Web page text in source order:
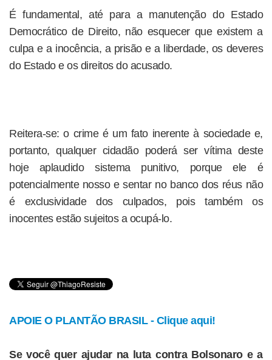
É fundamental, até para a manutenção do Estado
Democrático de Direito, não esquecer que existem a
culpa e a inocência, a prisão e a liberdade, os deveres
do Estado e os direitos do acusado.
Reitera-se: o crime é um fato inerente à sociedade e,
portanto, qualquer cidadão poderá ser vítima deste
hoje aplaudido sistema punitivo, porque ele é
potencialmente nosso e sentar no banco dos réus não
é exclusividade dos culpados, pois também os
inocentes estão sujeitos a ocupá-lo.
APOIE O PLANTÃO BRASIL - Clique aqui!
Se você quer ajudar na luta contra Bolsonaro e a